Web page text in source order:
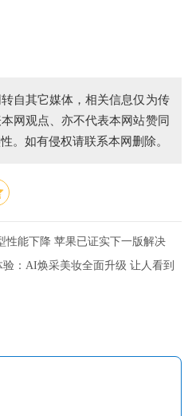
自其它媒体，相关信息仅为传
网观点、亦不代表本网站赞同
。如有侵权请联系本网删除。
性能下降 苹果已证实下一版解决
验：AI焕采美妆全面升级 让人看到